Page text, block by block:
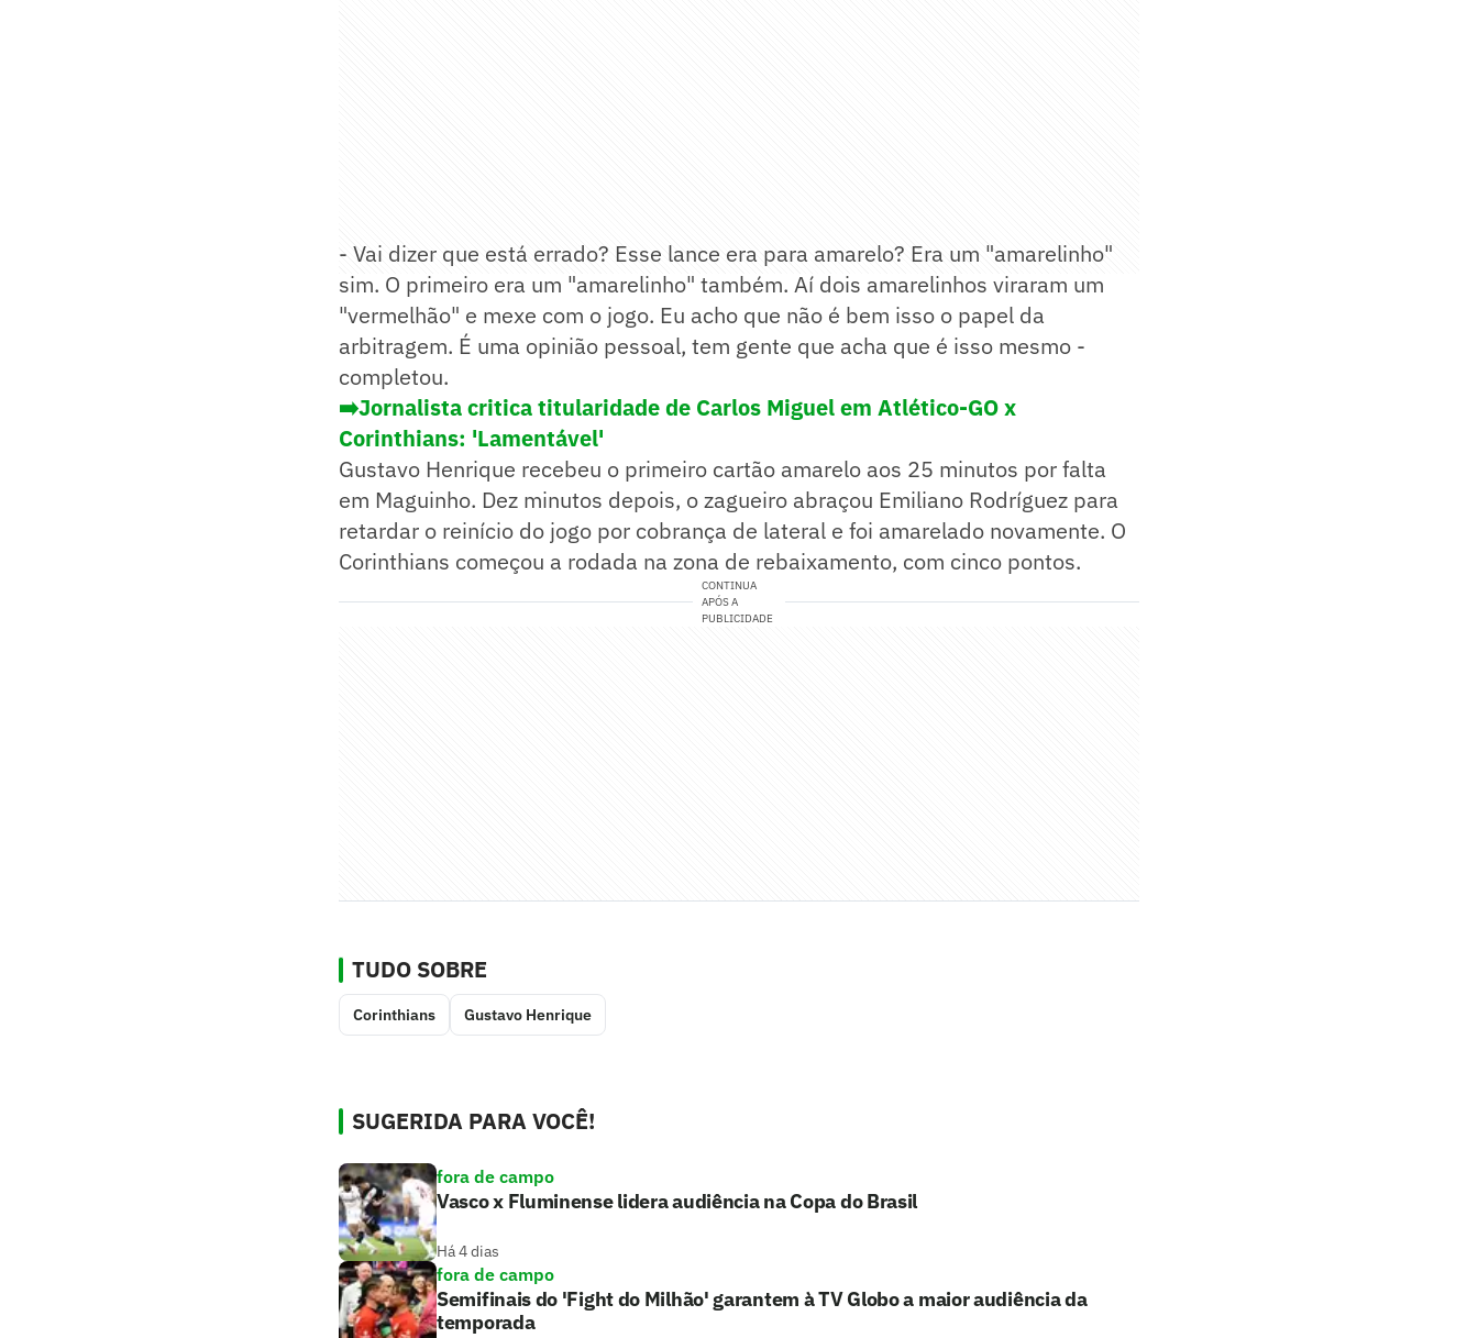
- Vai dizer que está errado? Esse lance era para amarelo? Era um "amarelinho"
sim. O primeiro era um "amarelinho" também. Aí dois amarelinhos viraram um
"vermelhão" e mexe com o jogo. Eu acho que não é bem isso o papel da
arbitragem. É uma opinião pessoal, tem gente que acha que é isso mesmo -
completou.
➡️Jornalista critica titularidade de Carlos Miguel em Atlético-GO x
Corinthians: 'Lamentável'
Gustavo Henrique recebeu o primeiro cartão amarelo aos 25 minutos por falta
em Maguinho. Dez minutos depois, o zagueiro abraçou Emiliano Rodríguez para
retardar o reinício do jogo por cobrança de lateral e foi amarelado novamente. O
Corinthians começou a rodada na zona de rebaixamento, com cinco pontos.
CONTINUA
APÓS A
PUBLICIDADE
TUDO SOBRE
Corinthians Gustavo Henrique
SUGERIDA PARA VOCÊ!
fora de campo
Vasco x Fluminense lidera audiência na Copa do Brasil
Há 4 dias
fora de campo
Semifinais do 'Fight do Milhão' garantem à TV Globo a maior audiência da
temporada